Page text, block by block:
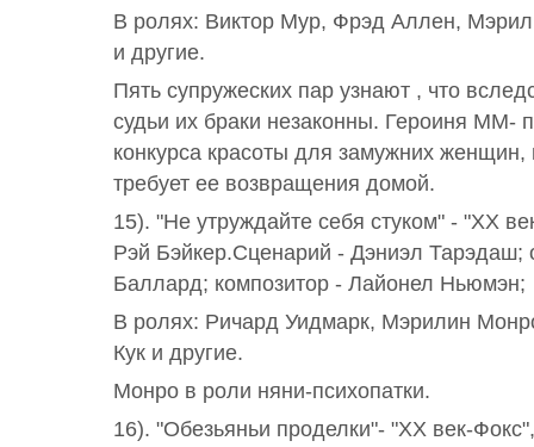
В ролях: Виктор Мур, Фрэд Аллен,
и другие.
Пять супружеских пар узнают , что
судьи их браки незаконны. Героиня ММ-
конкурса красоты для замужних женщин,
требует ее возвращения домой.
15). "Не утруждайте себя стуком" - "ХХ
Рэй Бэйкер.Сценарий - Дэниэл Тарэдаш;
Баллард; композитор - Лайонел Ньюмэн;
В ролях: Ричард Уидмарк, Мэрилин
Кук и другие.
Монро в роли няни-психопатки.
16). "Обезьяньи проделки"- "ХХ век-